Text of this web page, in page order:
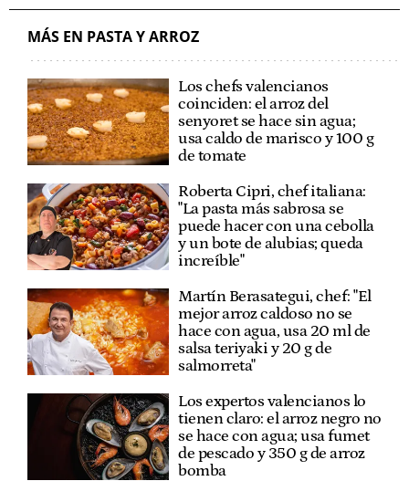
MÁS EN PASTA Y ARROZ
Los chefs valencianos
coinciden: el arroz del
senyoret se hace sin agua;
usa caldo de marisco y 100 g
de tomate
Roberta Cipri, chef italiana:
"La pasta más sabrosa se
puede hacer con una cebolla
y un bote de alubias; queda
increíble"
Martín Berasategui, chef: "El
mejor arroz caldoso no se
hace con agua, usa 20 ml de
salsa teriyaki y 20 g de
salmorreta"
Los expertos valencianos lo
tienen claro: el arroz negro no
se hace con agua; usa fumet
de pescado y 350 g de arroz
bomba